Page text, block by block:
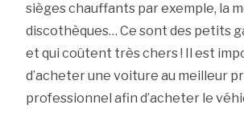
sièges chauffants par exemple, la
discothèques… Ce sont des petits
et qui coûtent très chers ! Il est
d’acheter une voiture au meilleur
professionnel afin d’acheter le